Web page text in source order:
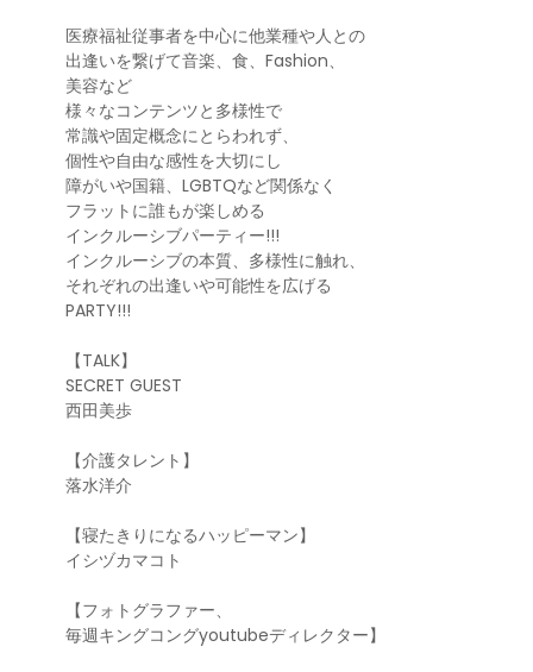
医療福祉従事者を中心に他業種や人との
出逢いを繋げて音楽、食、Fashion、
美容など
様々なコンテンツと多様性で
常識や固定概念にとらわれず、
個性や自由な感性を大切にし
障がいや国籍、LGBTQなど関係なく
フラットに誰もが楽しめる
インクルーシブパーティー!!!
インクルーシブの本質、多様性に触れ、
それぞれの出逢いや可能性を広げる
PARTY!!!
【TALK】
SECRET GUEST
西田美歩
【介護タレント】
落水洋介
【寝たきりになるハッピーマン】
イシヅカマコト
【フォトグラファー、
毎週キングコングyoutubeディレクター】